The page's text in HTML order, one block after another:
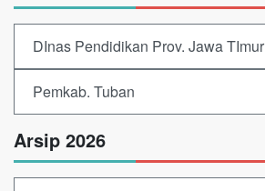
DInas Pendidikan Prov. Jawa TImur
Pemkab. Tuban
Arsip 2026